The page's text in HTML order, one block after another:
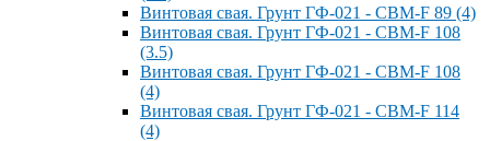
Винтовая свая. Грунт ГФ-021 - СВМ-F 89 (4)
Винтовая свая. Грунт ГФ-021 - СВМ-F 108
(3.5)
Винтовая свая. Грунт ГФ-021 - СВМ-F 108
(4)
Винтовая свая. Грунт ГФ-021 - СВМ-F 114
(4)